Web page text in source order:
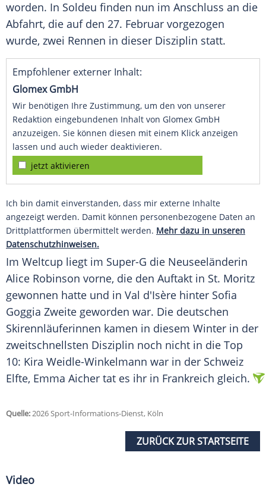
worden. In Soldeu finden nun im Anschluss an die
Abfahrt, die auf den 27. Februar vorgezogen
wurde, zwei Rennen in dieser Disziplin statt.
Empfohlener externer Inhalt:
Glomex GmbH
Wir benötigen Ihre Zustimmung, um den von unserer
Redaktion eingebundenen Inhalt von Glomex GmbH
anzuzeigen. Sie können diesen mit einem Klick anzeigen
lassen und auch wieder deaktivieren.
jetzt aktivieren
Ich bin damit einverstanden, dass mir externe Inhalte
angezeigt werden. Damit können personenbezogene Daten an
Drittplattformen übermittelt werden. Mehr dazu in unseren
Datenschutzhinweisen.
Im Weltcup liegt im Super-G die Neuseeländerin
Alice Robinson vorne, die den Auftakt in St. Moritz
gewonnen hatte und in Val d'Isère hinter Sofia
Goggia Zweite geworden war. Die deutschen
Skirennläuferinnen kamen in diesem Winter in der
zweitschnellsten Disziplin noch nicht in die Top
10: Kira Weidle-Winkelmann war in der Schweiz
Elfte, Emma Aicher tat es ihr in Frankreich gleich.
Quelle:2026 Sport-Informations-Dienst, Köln
ZURÜCK ZUR STARTSEITE
Video